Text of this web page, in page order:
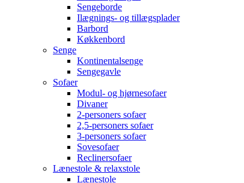
Sengeborde
Ilægnings- og tillægsplader
Barbord
Køkkenbord
Senge
Kontinentalsenge
Sengegavle
Sofaer
Modul- og hjørnesofaer
Divaner
2-personers sofaer
2,5-personers sofaer
3-personers sofaer
Sovesofaer
Reclinersofaer
Lænestole & relaxstole
Lænestole